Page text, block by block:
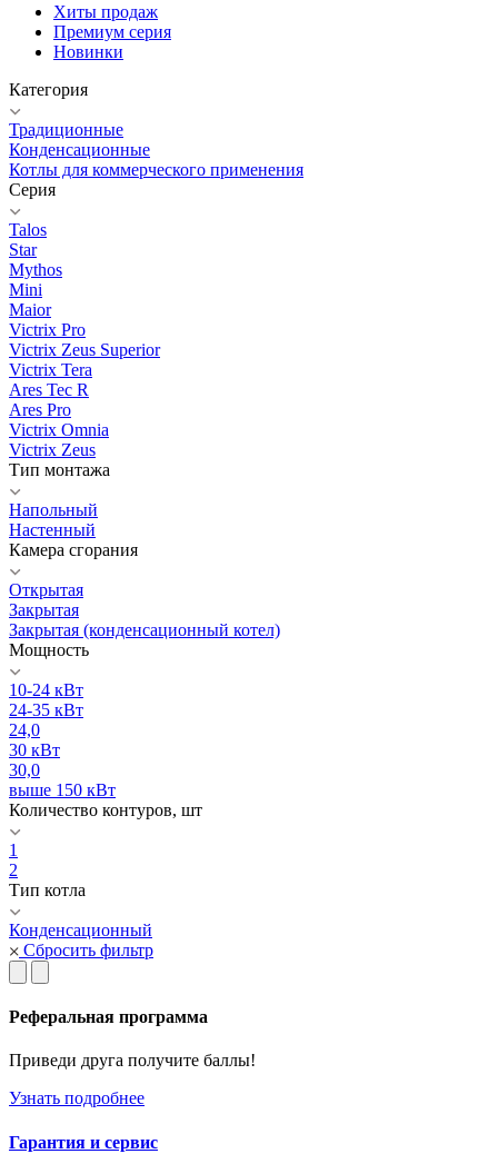
Хиты продаж
Премиум серия
Новинки
Категория
Традиционные
Конденсационные
Котлы для коммерческого применения
Серия
Talos
Star
Mythos
Mini
Maior
Victrix Pro
Victrix Zeus Superior
Victrix Tera
Ares Tec R
Ares Pro
Victrix Omnia
Victrix Zeus
Тип монтажа
Напольный
Настенный
Камера сгорания
Открытая
Закрытая
Закрытая (конденсационный котел)
Мощность
10-24 кВт
24-35 кВт
24,0
30 кВт
30,0
выше 150 кВт
Количество контуров, шт
1
2
Тип котла
Конденсационный
Сбросить фильтр
Реферальная программа
Приведи друга получите баллы!
Узнать подробнее
Гарантия и сервис